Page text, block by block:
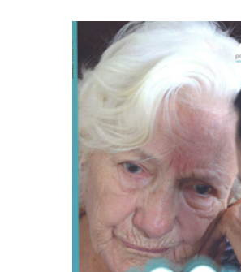
AGGIUNGI AL CARRELLO